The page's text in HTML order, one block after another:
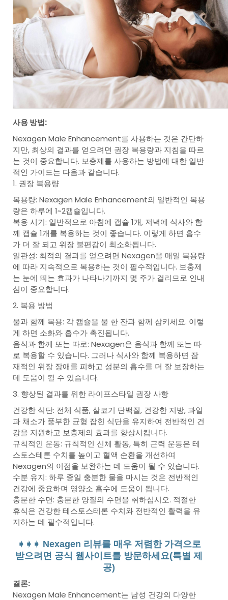
사용 방법:
Nexagen Male Enhancement를 사용하는 것은 간단하
지만, 최상의 결과를 얻으려면 권장 복용량과 지침을 따르
는 것이 중요합니다. 보충제를 사용하는 방법에 대한 일반
적인 가이드는 다음과 같습니다.
1. 권장 복용량
복용량: Nexagen Male Enhancement의 일반적인 복용
량은 하루에 1~2캡슐입니다.
복용 시기: 일반적으로 아침에 캡슐 1개, 저녁에 식사와 함
께 캡슐 1개를 복용하는 것이 좋습니다. 이렇게 하면 흡수
가 더 잘 되고 위장 불편감이 최소화됩니다.
일관성: 최적의 결과를 얻으려면 Nexagen을 매일 복용량
에 따라 지속적으로 복용하는 것이 필수적입니다. 보충제
는 눈에 띄는 효과가 나타나기까지 몇 주가 걸리므로 인내
심이 중요합니다.
2. 복용 방법
물과 함께 복용: 각 캡슐을 물 한 잔과 함께 삼키세요. 이렇
게 하면 소화와 흡수가 촉진됩니다.
음식과 함께 또는 따로: Nexagen은 음식과 함께 또는 따
로 복용할 수 있습니다. 그러나 식사와 함께 복용하면 잠
재적인 위장 장애를 피하고 성분의 흡수를 더 잘 보장하는
데 도움이 될 수 있습니다.
3. 향상된 결과를 위한 라이프스타일 권장 사항
건강한 식단: 전체 식품, 살코기 단백질, 건강한 지방, 과일
과 채소가 풍부한 균형 잡힌 식단을 유지하여 전반적인 건
강을 지원하고 보충제의 효과를 향상시킵니다.
규칙적인 운동: 규칙적인 신체 활동, 특히 근력 운동은 테
스토스테론 수치를 높이고 혈액 순환을 개선하여
Nexagen의 이점을 보완하는 데 도움이 될 수 있습니다.
수분 유지: 하루 종일 충분한 물을 마시는 것은 전반적인
건강에 중요하며 영양소 흡수에 도움이 됩니다.
충분한 수면: 충분한 양질의 수면을 취하십시오. 적절한
휴식은 건강한 테스토스테론 수치와 전반적인 활력을 유
지하는 데 필수적입니다.
➧➧➧ Nexagen 리뷰를 매우 저렴한 가격으로
받으려면 공식 웹사이트를 방문하세요(특별 제
공)
결론:
Nexagen Male Enhancement는 남성 건강의 다양한